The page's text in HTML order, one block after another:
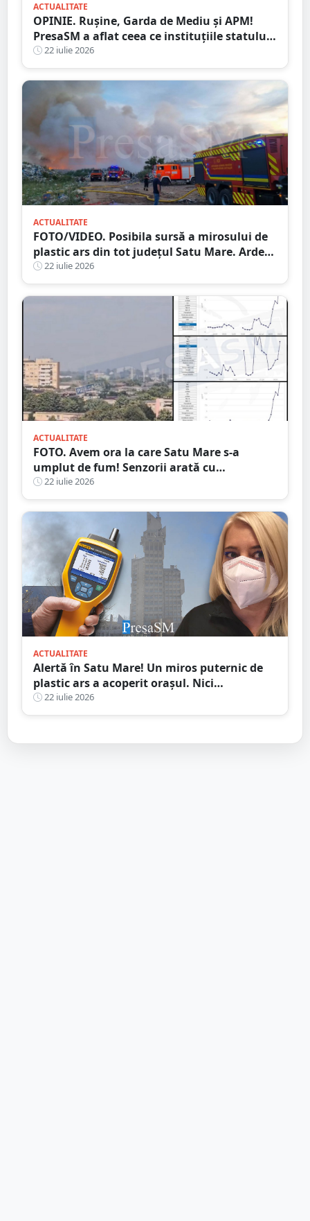
ACTUALITATE
OPINIE. Rușine, Garda de Mediu și APM!
PresaSM a aflat ceea ce instituțiile statului
nu au fost în stare să descopere. Dacă asta
înseamnă protecția mediului, atunci să
plece acasă!
22 iulie 2026
ACTUALITATE
FOTO/VIDEO. Posibila sursă a mirosului de
plastic ars din tot județul Satu Mare. Arde
un depozitul de deșeuri, la aproximativ 15
kilometri de granița României
22 iulie 2026
ACTUALITATE
FOTO. Avem ora la care Satu Mare s-a
umplut de fum! Senzorii arată cu
exactitate: ce substanțe periculoase sunt în
aer
22 iulie 2026
ACTUALITATE
Alertă în Satu Mare! Un miros puternic de
plastic ars a acoperit orașul. Nici
autoritățile nu știu de unde provine
22 iulie 2026